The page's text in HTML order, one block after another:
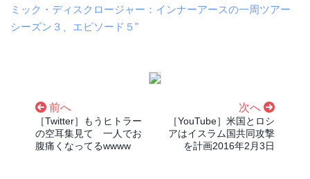
ミック・ディスクロージャー：インナーアースの一周ツアー
シーズン３、エピソード５"
前へ
［Twitter］もうヒトラー
の空耳集見て 一人でお
腹痛くなってるwwww
次へ
［YouTube］米国とロシ
アはイスラム国共同攻撃
を計画2016年2月3日